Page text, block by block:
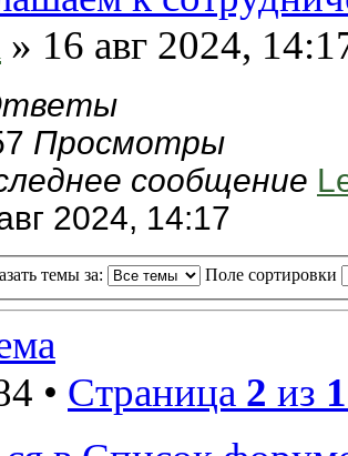
» 16 авг 2024,
Просмотры
сообщение
2024, 14:17
темы за: Поле сортировки
• Страница 2 из